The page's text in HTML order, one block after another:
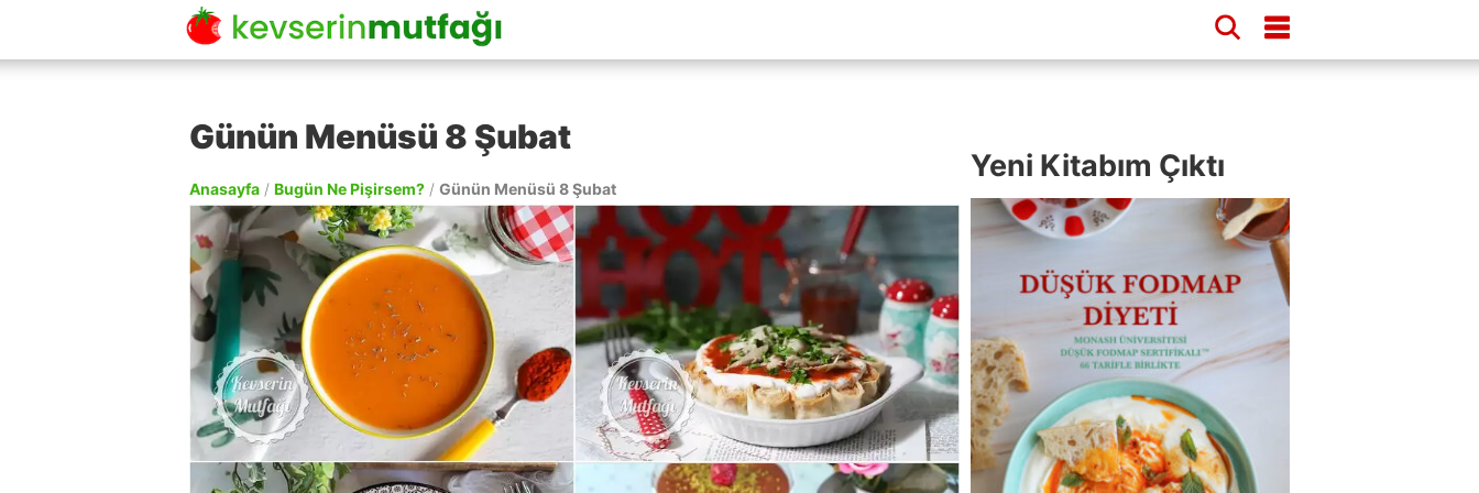
Günün Menüsü 8 Şubat
Anasayfa / Bugün Ne Pişirsem? / Günün Menüsü 8 Şubat
Yeni Kitabım Çıktı